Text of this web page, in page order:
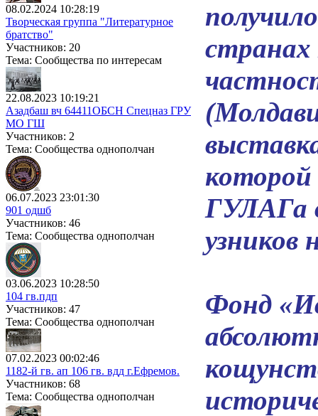
08.02.2024 10:28:19
Творческая группа "Литературное
братство"
Участников: 20
Тема: Сообщества по интересам
22.08.2023 10:19:21
Азадбаш вч 64411ОБСН Спецназ ГРУ
МО ГШ
Участников: 2
Тема: Сообщества однополчан
06.07.2023 23:01:30
901 одшб
Участников: 46
Тема: Сообщества однополчан
03.06.2023 10:28:50
104 гв.пдп
Участников: 47
Тема: Сообщества однополчан
07.02.2023 00:02:46
1182-й гв. ап 106 гв. вдд г.Ефремов.
Участников: 68
Тема: Сообщества однополчан
ГУЛАГа
узников
Фонд